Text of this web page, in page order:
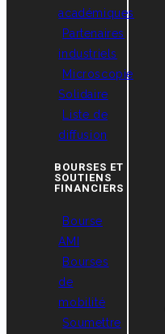
académiques
Partenaires
industriels
Microscopie
Solidaire
Liste de
diffusion
BOURSES ET
SOUTIENS
FINANCIERS
Bourse
AMI
Bourses
de
mobilité
Soumettre